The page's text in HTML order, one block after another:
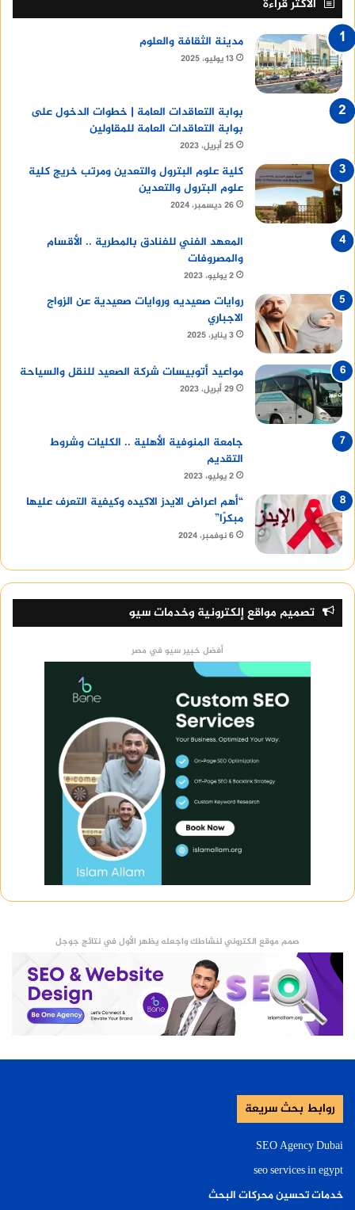
الأكثر قراءة
مدينة الثقافة والعلوم
13 يوليو، 2025
بوابة التعاقدات العامة | خطوات الدخول على
بوابة التعاقدات العامة للمقاولين
25 أبريل، 2023
كلية علوم البترول والتعدين ومرتب خريج كلية
علوم البترول والتعدين
26 ديسمبر، 2024
المعهد الفني للفنادق بالمطرية .. الأقسام
والمصروفات
2 يوليو، 2023
روايات صعيديه وروايات صعيدية عن الزواج
الاجباري
3 يناير، 2025
مواعيد أتوبيسات شركة الصعيد للنقل والسياحة
29 أبريل، 2023
جامعة المنوفية الأهلية .. الكليات وشروط
التقديم
2 يوليو، 2023
“أهم اعراض الايدز الاكيده وكيفية التعرف عليها
مبكرًا”
6 نوفمبر، 2024
تصميم مواقع إلكترونية وخدمات سيو
أفضل خبير سيو في مصر
صمم موقع الكتروني لنشاطك واجعله يظهر الأول في نتائج جوجل
روابط بحث سريعة
SEO Agency Dubai
seo services in egypt
خدمات تحسين محركات البحث